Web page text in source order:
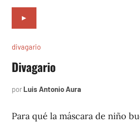
►
divagario
Divagario
por Luis Antonio Aura
1996
Para qué la máscara de niño